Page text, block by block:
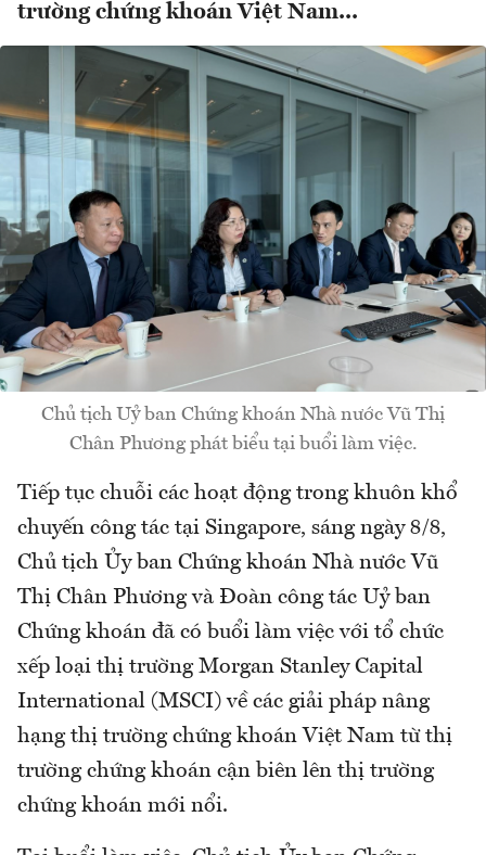
trường chứng khoán Việt Nam...
Chủ tịch Uỷ ban Chứng khoán Nhà nước Vũ Thị
Chân Phương phát biểu tại buổi làm việc.
Tiếp tục chuỗi các hoạt động trong khuôn khổ
chuyến công tác tại Singapore, sáng ngày 8/8,
Chủ tịch Ủy ban Chứng khoán Nhà nước Vũ
Thị Chân Phương và Đoàn công tác Uỷ ban
Chứng khoán đã có buổi làm việc với tổ chức
xếp loại thị trường Morgan Stanley Capital
International (MSCI) về các giải pháp nâng
hạng thị trường chứng khoán Việt Nam từ thị
trường chứng khoán cận biên lên thị trường
chứng khoán mới nổi.